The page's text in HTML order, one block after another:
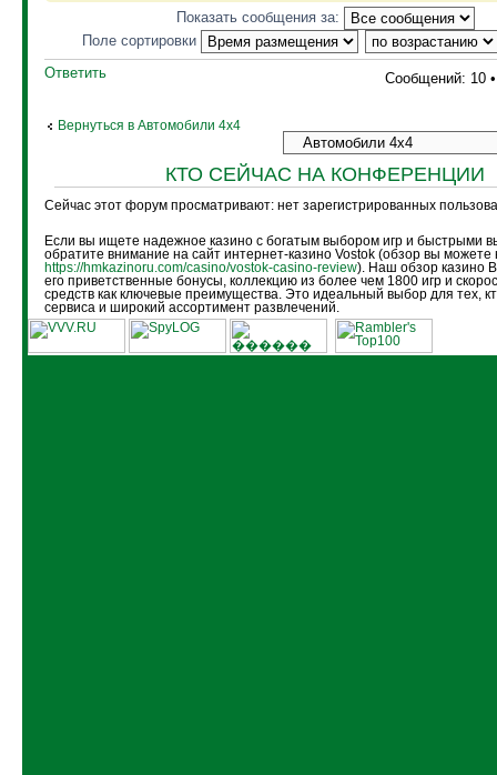
Показать сообщения за:
Поле сортировки
Ответить
Сообщений: 10
Вернуться в Автомобили 4х4
КТО СЕЙЧАС НА КОНФЕРЕНЦИИ
Сейчас этот форум просматривают: нет зарегистрированных
Если вы ищете надежное казино с богатым выбором игр и быстрыми
обратите внимание на сайт интернет-казино Vostok (обзор вы можете
https://hmkazinoru.com/casino/vostok-casino-review). Наш обзор казино
его приветственные бонусы, коллекцию из более чем 1800 игр и
средств как ключевые преимущества. Это идеальный выбор для тех,
сервиса и широкий ассортимент развлечений.